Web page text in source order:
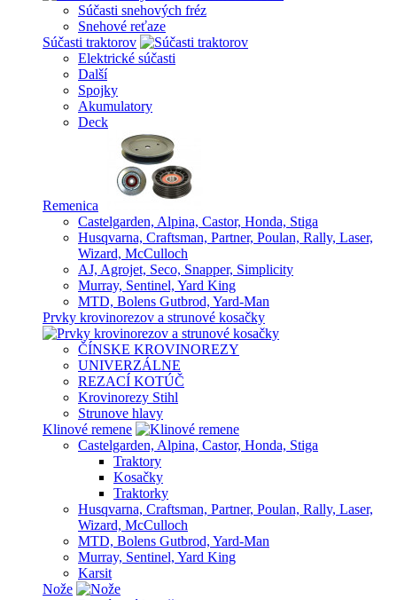
Súčasti snehových fréz
Snehové reťaze
Súčasti traktorov
Elektrické súčasti
Další
Spojky
Akumulatory
Deck
Remenica
Castelgarden, Alpina, Castor, Honda, Stiga
Husqvarna, Craftsman, Partner, Poulan, Rally, Laser,
Wizard, McCulloch
AJ, Agrojet, Seco, Snapper, Simplicity
Murray, Sentinel, Yard King
MTD, Bolens Gutbrod, Yard-Man
Prvky krovinorezov a strunové kosačky
ČÍNSKE KROVINOREZY
UNIVERZÁLNE
REZACÍ KOTÚČ
Krovinorezy Stihl
Strunove hlavy
Klinové remene
Castelgarden, Alpina, Castor, Honda, Stiga
Traktory
Kosačky
Traktorky
Husqvarna, Craftsman, Partner, Poulan, Rally, Laser,
Wizard, McCulloch
MTD, Bolens Gutbrod, Yard-Man
Murray, Sentinel, Yard King
Karsit
Nože